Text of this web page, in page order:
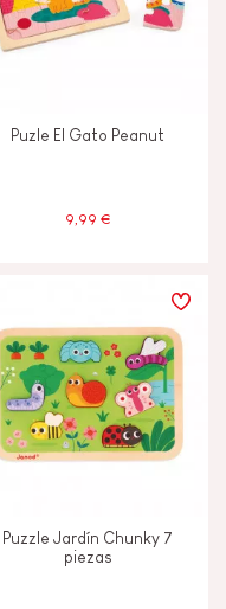
Puzle El Gato Peanut
9,99 €
Puzzle Jardín Chunky 7
piezas